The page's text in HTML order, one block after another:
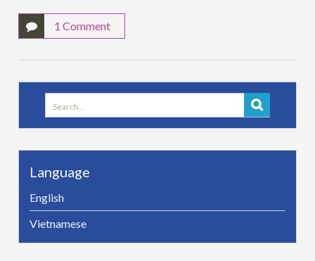
1 Comment
Search
for:
Language
English
Vietnamese